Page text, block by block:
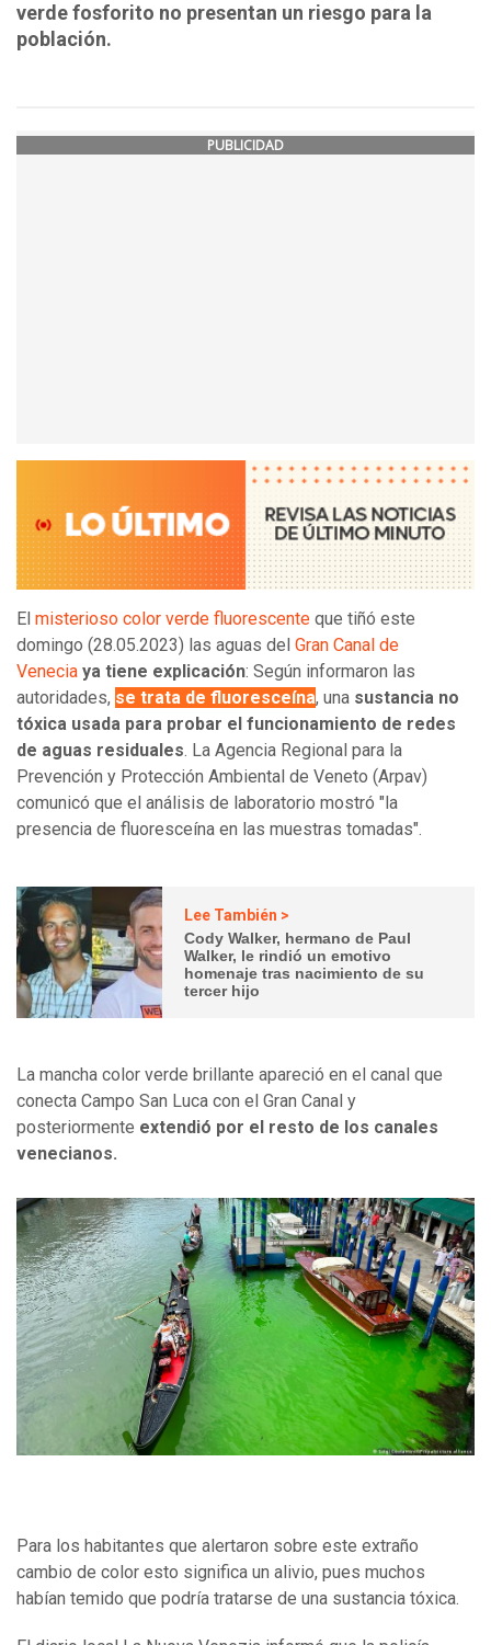
verde fosforito no presentan un riesgo para la
población.
PUBLICIDAD
El misterioso color verde fluorescente que tiñó este
domingo (28.05.2023) las aguas del Gran Canal de
Venecia ya tiene explicación: Según informaron las
autoridades, se trata de fluoresceína, una sustancia no
tóxica usada para probar el funcionamiento de redes
de aguas residuales. La Agencia Regional para la
Prevención y Protección Ambiental de Veneto (Arpav)
comunicó que el análisis de laboratorio mostró "la
presencia de fluoresceína en las muestras tomadas".
Lee También >
Cody Walker, hermano de Paul
Walker, le rindió un emotivo
homenaje tras nacimiento de su
tercer hijo
La mancha color verde brillante apareció en el canal que
conecta Campo San Luca con el Gran Canal y
posteriormente extendió por el resto de los canales
venecianos.
Para los habitantes que alertaron sobre este extraño
cambio de color esto significa un alivio, pues muchos
habían temido que podría tratarse de una sustancia tóxica.